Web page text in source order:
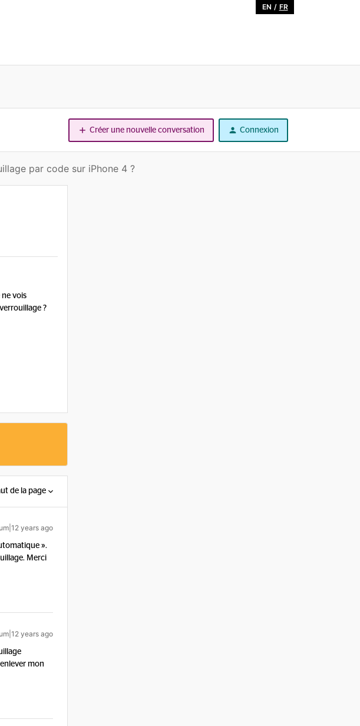
EN / FR
Créer une nouvelle conversation Connexion
par code sur iPhone 4 ?
ne vois
?
de la page
years ago
».
Merci
years ago
mon